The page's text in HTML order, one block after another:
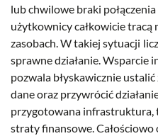
lub chwilowe braki
użytkownicy całkowicie tracą
zasobach. W takiej sytuacji
sprawne działanie. Wsparcie
pozwala błyskawicznie
dane oraz przywrócić
przygotowana infrastruktura,
straty finansowe.